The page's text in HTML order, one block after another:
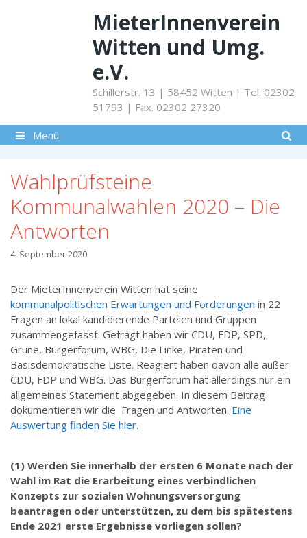
MieterInnenverein
Witten und Umg.
e.V.
Schillerstr. 13 | 58452 Witten | Tel. 02302
51793 | Fax. 02302 27320
Menü
Wahlprüfsteine
Kommunalwahlen 2020 – Die
Antworten
4. September 2020
Der MieterInnenverein Witten hat seine
kommunalpolitischen Erwartungen und Forderungen in 22
Fragen an lokal kandidierende Parteien und Gruppen
zusammengefasst. Gefragt haben wir CDU, FDP, SPD,
Grüne, Bürgerforum, WBG, Die Linke, Piraten und
Basisdemokratische Liste. Reagiert haben davon alle außer
CDU, FDP und WBG. Das Bürgerforum hat allerdings nur ein
allgemeines Statement abgegeben. In diesem Beitrag
dokumentieren wir die Fragen und Antworten. Eine
Auswertung finden Sie hier.
(1) Werden Sie innerhalb der ersten 6 Monate nach der
Wahl im Rat die Erarbeitung eines verbindlichen
Konzepts zur sozialen Wohnungsversorgung
beantragen oder unterstützen, zu dem bis spätestens
Ende 2021 erste Ergebnisse vorliegen sollen?